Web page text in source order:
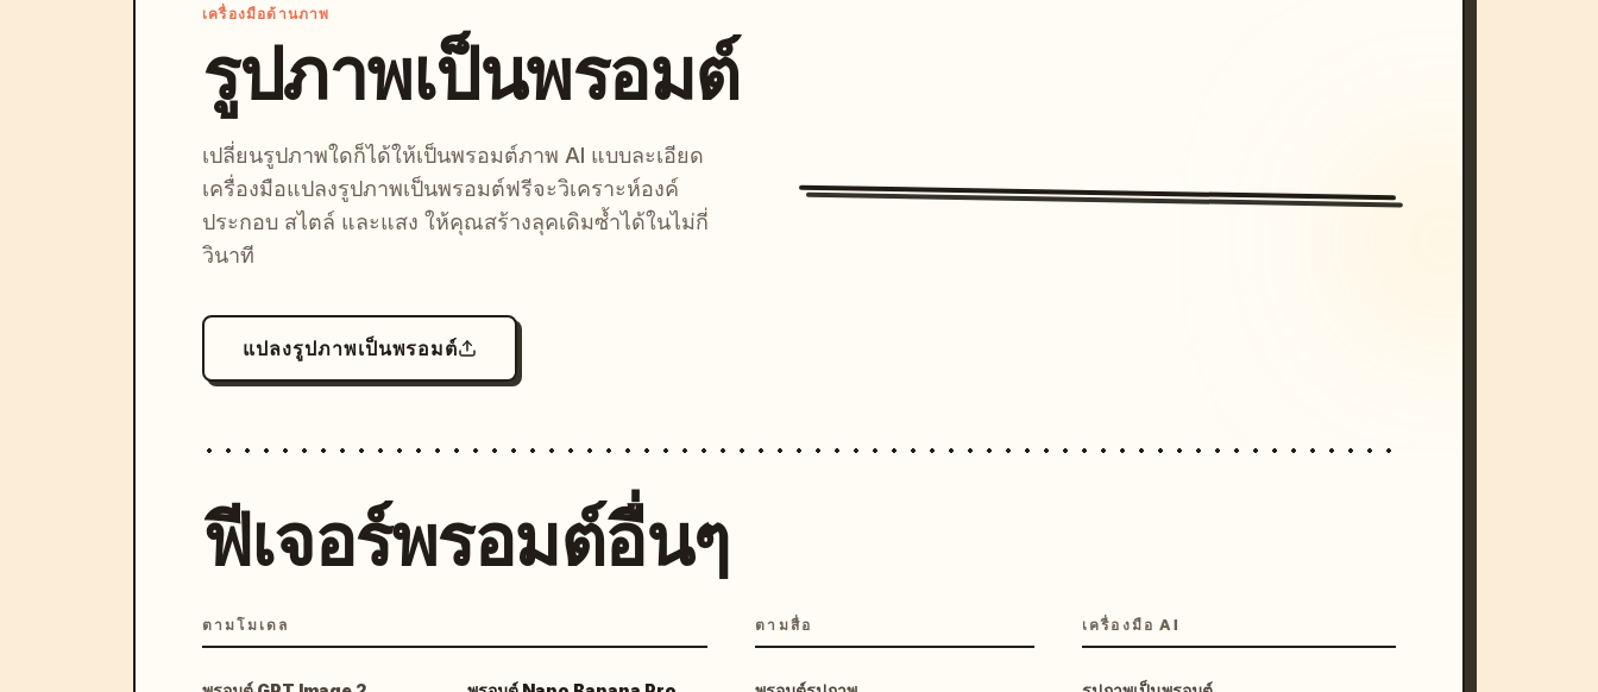
เครื่องมือด้านภาพ
รูปภาพเป็นพรอมต์
เปลี่ยนรูปภาพใดก็ได้ให้เป็นพรอมต์ภาพ AI แบบละเอียด
เครื่องมือแปลงรูปภาพเป็นพรอมต์ฟรีจะวิเคราะห์องค์
ประกอบ สไตล์ และแสง ให้คุณสร้างลุคเดิมซ้ำได้ในไม่กี่
วินาที
แปลงรูปภาพเป็นพรอมต์
ฟีเจอร์พรอมต์อื่นๆ
ตามโมเดล ตามสื่อ เครื่องมือ AI